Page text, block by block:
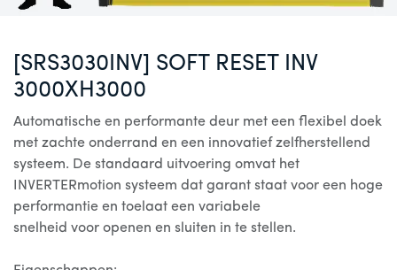
[SRS3030INV] SOFT RESET INV
3000XH3000
Automatische en performante deur met een flexibel doek
met zachte onderrand en een innovatief zelfherstellend
systeem. De standaard uitvoering omvat het
INVERTERmotion systeem dat garant staat voor een hoge
performantie en toelaat een variabele
snelheid voor openen en sluiten in te stellen.